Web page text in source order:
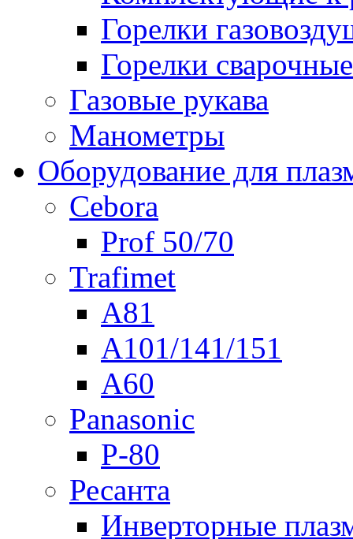
Горелки
Горелки сварочные
Газовые рукава
Манометры
Оборудование для
Cebora
Prof 50/70
Trafimet
A81
A101/141/151
A60
Panasonic
P-80
Ресанта
Инверторные